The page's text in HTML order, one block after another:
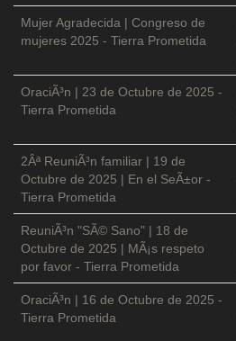
Mujer Agradecida | Congreso de
mujeres 2025 - Tierra Prometida
OraciÃ³n | 23 de Octubre de 2025 -
Tierra Prometida
2Âª ReuniÃ³n familiar | 19 de
Octubre de 2025 | En el SeÃ±or -
Tierra Prometida
ReuniÃ³n "SÃ© Sano" | 18 de
Octubre de 2025 | MÃ¡s respeto
por favor - Tierra Prometida
OraciÃ³n | 16 de Octubre de 2025 -
Tierra Prometida